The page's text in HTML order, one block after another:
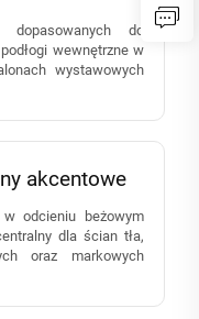
do
wewnętrzne w
wystawowych
akcentowe
w odcieniu beżowym
dla ścian tła,
oraz markowych